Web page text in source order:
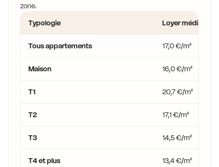
zone.
Typologie
Loyer médian
Tous appartements 17,0 €/m²
Maison 16,0 €/m²
T1 20,7 €/m²
T2 17,1 €/m²
T3 14,5 €/m²
T4 et plus 13,4 €/m²